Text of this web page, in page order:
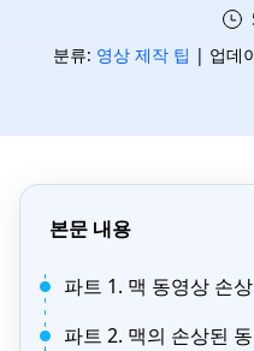
분류: 영상 제작 팁 | 업데
본문 내용
파트 1. 맥 동영상 손
파트 2. 맥의 손상된